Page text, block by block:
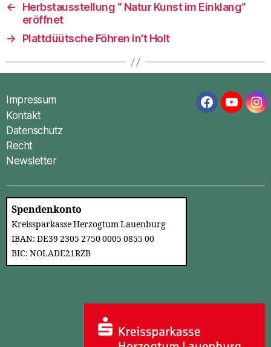
←
Herbstausstellung “ Natur Kunst im Einklang“
eröffnet
→
Plattdüütsche Föhren in’t Holt
Impressum
Kontakt
Datenschutz
Recht
Newsletter
Facebook
Spendenkonto
Kreissparkasse Herzogtum Lauenburg
IBAN: DE39 2305 2750 0005 0855 00
BIC: NOLADE21RZB